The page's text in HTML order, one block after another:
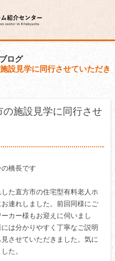
ログ
設見学に同行させていただき
施設見学に同行させ
橋長です
た直方市の住宅型有料老人ホ
連れしました。前回同様にご
カー様もお迎えに伺いまし
は分かりやすく丁寧なご説明
させていただきました。気に
た。